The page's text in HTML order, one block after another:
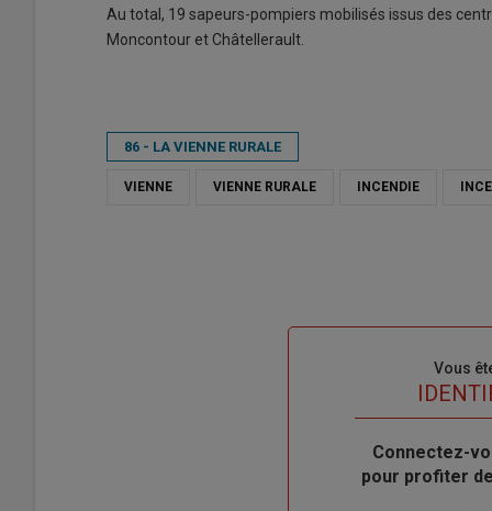
Au total, 19 sapeurs-pompiers mobilisés issus des
Moncontour et Châtellerault.
86 - LA VIENNE RURALE
VIENNE VIENNE RURALE INCENDIE
Vous
Body
Connectez-
pour profiter